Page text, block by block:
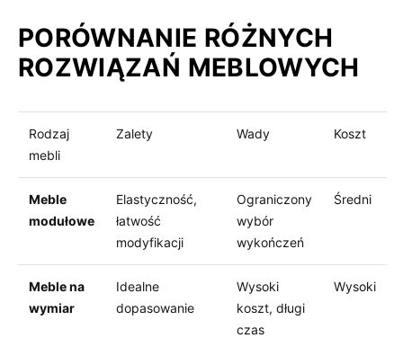
PORÓWNANIE RÓŻNYCH
ROZWIĄZAŃ MEBLOWYCH
Rodzaj
mebli
Zalety Wady Koszt
Meble
modułowe
Elastyczność,
łatwość
modyfikacji
Ograniczony
wybór
wykończeń
Średni
Meble na
wymiar
Idealne
dopasowanie
Wysoki
koszt, długi
czas
Wysoki